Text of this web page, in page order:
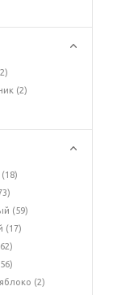
2)
(2)
(18)
)
(59)
(17)
62)
56)
(2)